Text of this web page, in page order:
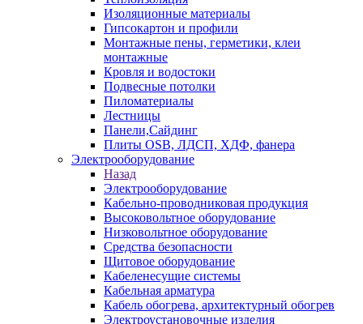
Изоляционные материалы
Гипсокартон и профили
Монтажные пены, герметики, клеи
монтажные
Кровля и водостоки
Подвесные потолки
Пиломатериалы
Лестницы
Панели,Сайдинг
Плиты OSB, ЛДСП, ХДФ, фанера
Электрооборудование
Назад
Электрооборудование
Кабельно-проводниковая продукция
Высоковольтное оборудование
Низковольтное оборудование
Средства безопасности
Щитовое оборудование
Кабеленесущие системы
Кабельная арматура
Кабель обогрева, архитектурный обогрев
Электроустановочные изделия